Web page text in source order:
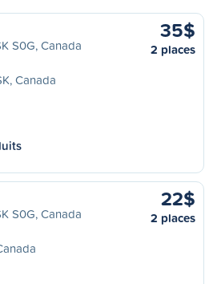
S0G, Canada
Canada
35$
2 places
S0G, Canada
22$
2 places